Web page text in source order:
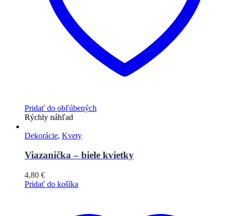
Pridať do obľúbených
Rýchly náhľad
Dekorácie, Kvety
Viazanička – biele kvietky
4,80 €
Pridať do košíka